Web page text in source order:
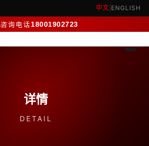
中文 ENGLISH
咨询电话18001902723
详情
DETAIL